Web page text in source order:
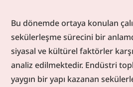
Bu dönemde ortaya konulan
sekülerleşme sürecini bir
siyasal ve kültürel faktörler
analiz edilmektedir. Endüstri
yaygın bir yapı kazanan